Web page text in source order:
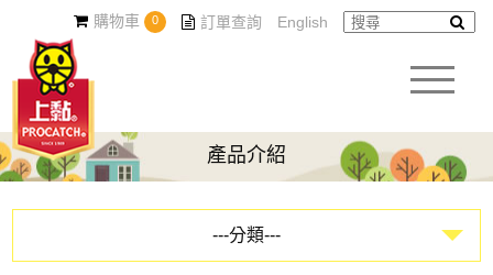
購物車 0 訂單查詢 English
產品介紹
---分類---